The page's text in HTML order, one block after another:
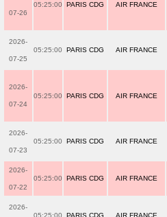
07-26
05:25:00 PARIS CDG AIR FRANCE
2026-
07-25
05:25:00 PARIS CDG AIR FRANCE
2026-
07-24
05:25:00 PARIS CDG AIR FRANCE
2026-
07-23
05:25:00 PARIS CDG AIR FRANCE
2026-
07-22
05:25:00 PARIS CDG AIR FRANCE
2026-
05:25:00 PARIS CDG AIR FRANCE